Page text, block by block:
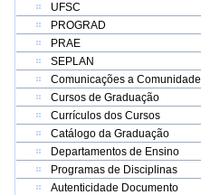
UFSC
PROGRAD
PRAE
SEPLAN
Comunicações a Comunidade
Cursos de Graduação
Currículos dos Cursos
Catálogo da Graduação
Departamentos de Ensino
Programas de Disciplinas
Autenticidade Documento